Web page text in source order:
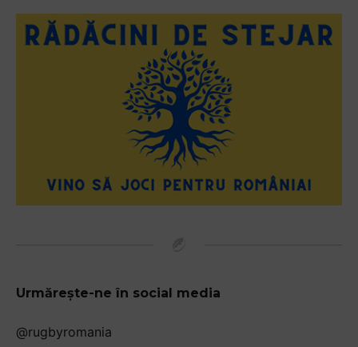
Urmărește-ne în social media
@rugbyromania